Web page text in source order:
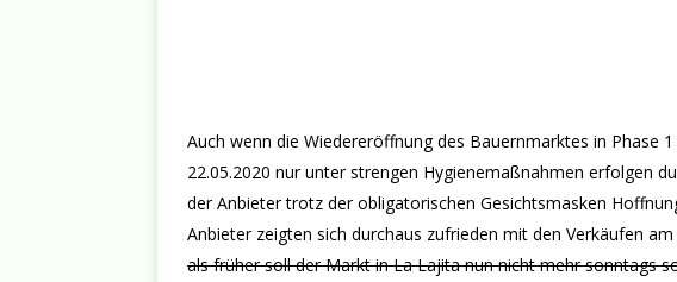
Auch wenn die Wiedereröffnung des Bauernmarktes in Phase
22.05.2020 nur unter strengen Hygienemaßnahmen erfolgen
der Anbieter trotz der obligatorischen Gesichtsmasken
Anbieter zeigten sich durchaus zufrieden mit den Verkäufen
als früher soll der Markt in La Lajita nun nicht mehr sonntags